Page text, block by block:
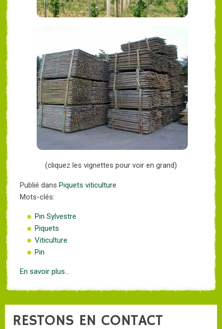
(cliquez les vignettes pour voir en grand)
Publié dans Piquets viticulture
Mots-clés:
Pin Sylvestre
Piquets
Viticulture
Pin
En savoir plus...
RESTONS EN CONTACT